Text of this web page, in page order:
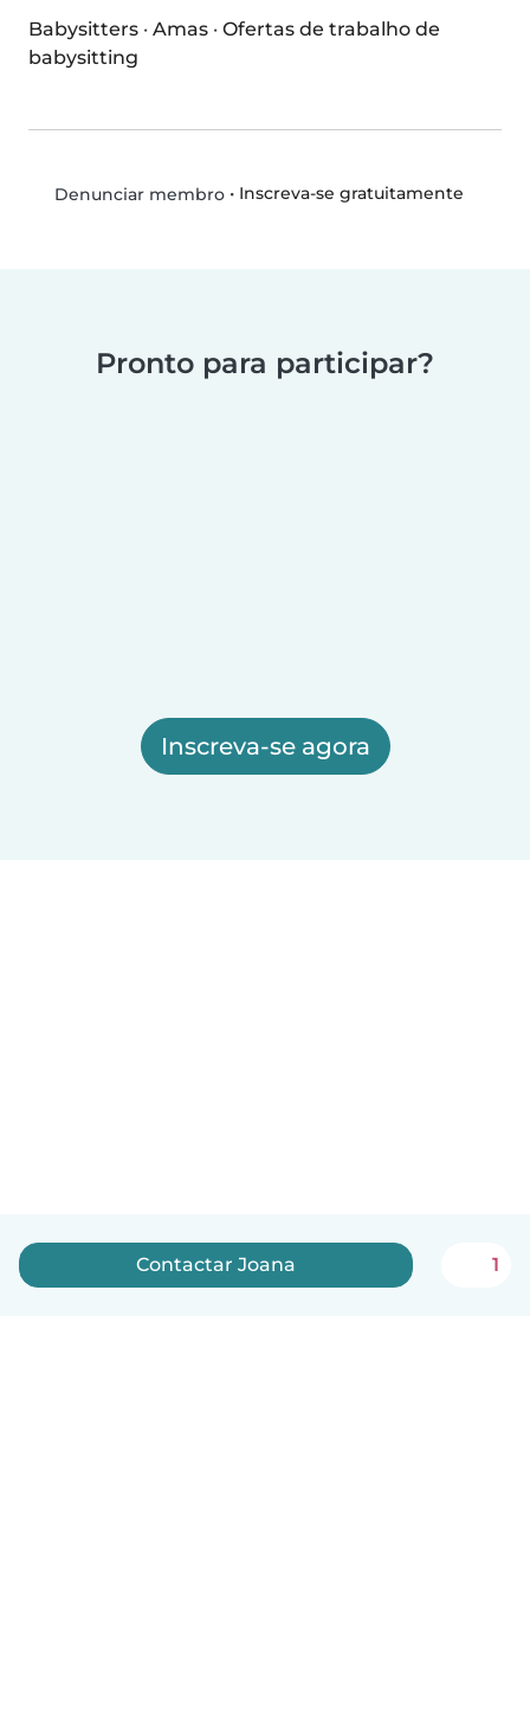
Babysitters · Amas · Ofertas de trabalho de
babysitting
Denunciar membro• Inscreva-se gratuitamente
Pronto para participar?
Inscreva-se agora
Contactar Joana 1